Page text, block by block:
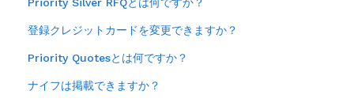
登録クレジットカードを変更できますか？
Priority Quotesとは何ですか？
ナイフは掲載できますか？